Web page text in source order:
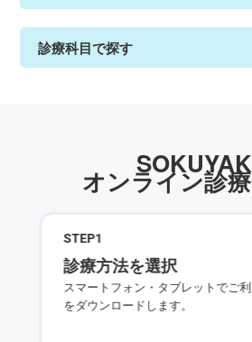
診療科目で探す
オンライン診
STEP1
診療方法を選択
スマートフォン・タブレットでご
をダウンロードします。